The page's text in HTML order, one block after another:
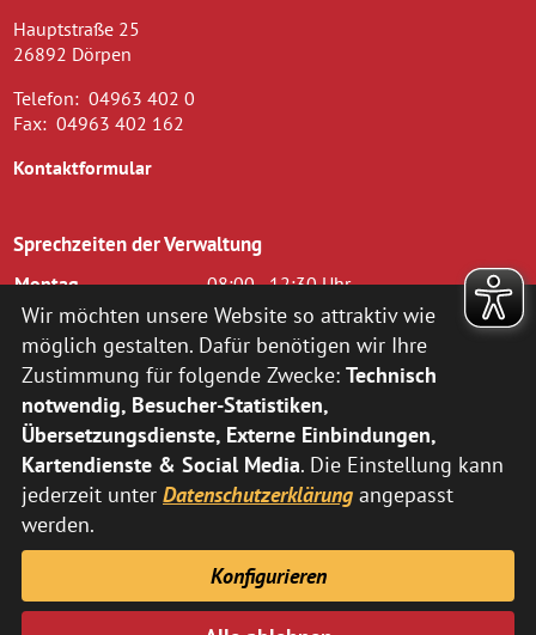
Hauptstraße 25
26892 Dörpen
Telefon: 04963 402 0
Fax: 04963 402 162
Kontaktformular
Sprechzeiten der Verwaltung
Montag
08:00 - 12:30 Uhr
Dienstag
08.00 - 12.30 Uhr und 14.00 - 16.00
Uhr
Mittwoch
08.00 - 12.30 Uhr
Donnerstag
14.00 - 18.00 Uhr
Freitag
08.00 - 12.00 Uhr
zusätzlich nach vorheriger Terminvereinbarung:
Montag
14:00 - 16:00 Uhr
Donnerstag
Abweichende Sprechzeiten der Fachbereiche können Sie
Wir möchten unsere Website so attraktiv wie
möglich gestalten. Dafür benötigen wir Ihre
Zustimmung für folgende Zwecke: Technisch
notwendig, Besucher-Statistiken,
Übersetzungsdienste, Externe Einbindungen,
Kartendienste & Social Media. Die Einstellung kann
jederzeit unter Datenschutzerklärung angepasst
werden.
Konfigurieren